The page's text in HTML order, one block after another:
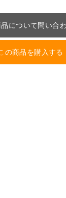
品について問い合
の商品を購入する